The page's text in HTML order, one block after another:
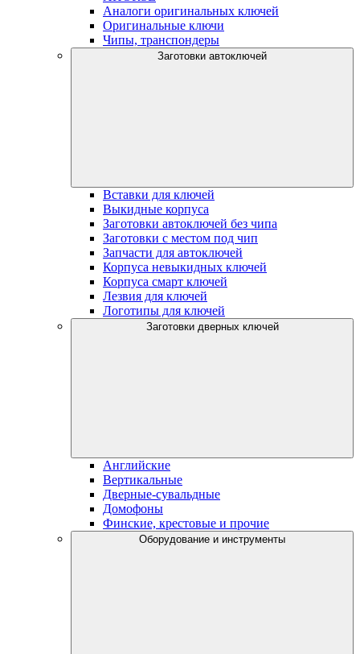
Аналоги оригинальных ключей
Оригинальные ключи
Чипы, транспондеры
Заготовки автоключей
Вставки для ключей
Выкидные корпуса
Заготовки автоключей без чипа
Заготовки с местом под чип
Запчасти для автоключей
Корпуса невыкидных ключей
Корпуса смарт ключей
Лезвия для ключей
Логотипы для ключей
Заготовки дверных ключей
Английские
Вертикальные
Дверные-сувальдные
Домофоны
Финские, крестовые и прочие
Оборудование и инструменты